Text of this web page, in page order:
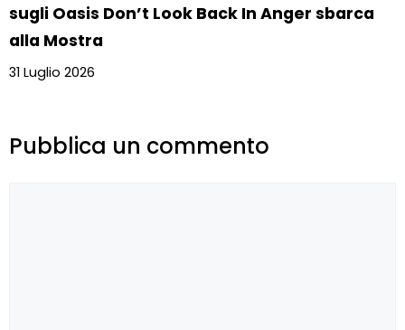
sugli Oasis Don’t Look Back In Anger sbarca
alla Mostra
31 Luglio 2026
Pubblica un commento